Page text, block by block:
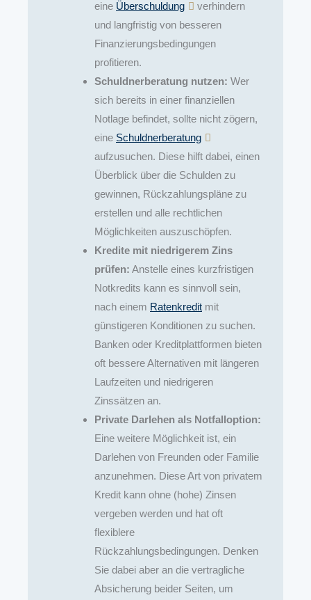
eine Überschuldung
verhindern
und langfristig von besseren
Finanzierungsbedingungen
profitieren.
Schuldnerberatung nutzen: Wer
sich bereits in einer finanziellen
Notlage befindet, sollte nicht zögern,
eine Schuldnerberatung
aufzusuchen. Diese hilft dabei, einen
Überblick über die Schulden zu
gewinnen, Rückzahlungspläne zu
erstellen und alle rechtlichen
Möglichkeiten auszuschöpfen.
Kredite mit niedrigerem Zins
prüfen: Anstelle eines kurzfristigen
Notkredits kann es sinnvoll sein,
nach einem Ratenkredit mit
günstigeren Konditionen zu suchen.
Banken oder Kreditplattformen bieten
oft bessere Alternativen mit längeren
Laufzeiten und niedrigeren
Zinssätzen an.
Private Darlehen als Notfalloption:
Eine weitere Möglichkeit ist, ein
Darlehen von Freunden oder Familie
anzunehmen. Diese Art von privatem
Kredit kann ohne (hohe) Zinsen
vergeben werden und hat oft
flexiblere
Rückzahlungsbedingungen. Denken
Sie dabei aber an die vertragliche
Absicherung beider Seiten, um